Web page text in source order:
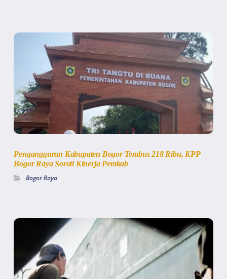
Pengangguran Kabupaten Bogor Tembus 218 Ribu, KPP
Bogor Raya Soroti Kinerja Pemkab
Bogor Raya